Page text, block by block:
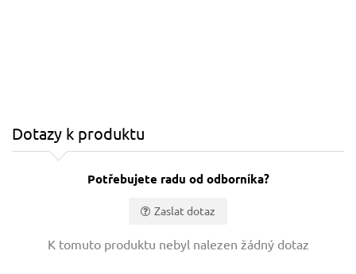
Dotazy k produktu
Potřebujete radu od odborníka?
Zaslat dotaz
K tomuto produktu nebyl nalezen žádný dotaz